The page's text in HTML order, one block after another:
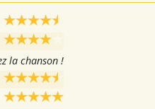
la chanson !